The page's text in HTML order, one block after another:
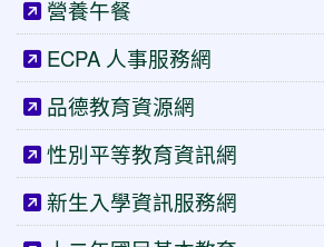
營養午餐
ECPA 人事服務網
品德教育資源網
性別平等教育資訊網
新生入學資訊服務網